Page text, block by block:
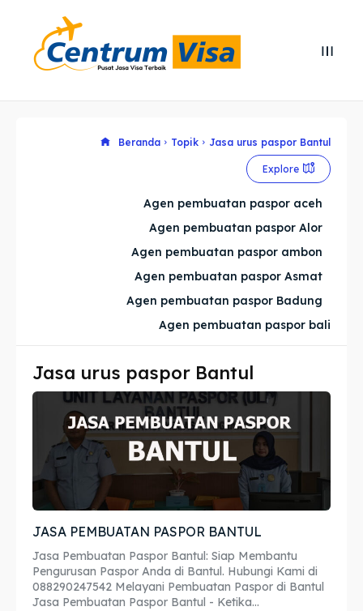
Cari
Cari
Explore our destinations
Imta
Legalisir
Apostille
Penerjemah
Asuransi
Blog
Explore our destinations
Imta
Legalisir
Apostille
Penerjemah
Asuransi
Blog
Beranda Topik Jasa urus paspor Bantul
Explore
Agen pembuatan paspor aceh
Agen pembuatan paspor Alor
Agen pembuatan paspor ambon
Agen pembuatan paspor Asmat
Agen pembuatan paspor Badung
Agen pembuatan paspor bali
Jasa urus paspor Bantul
JASA PEMBUATAN PASPOR BANTUL
Jasa Pembuatan Paspor Bantul: Siap Membantu
Pengurusan Paspor Anda di Bantul. Hubungi Kami di
088290247542 Melayani Pembuatan Paspor di Bantul
Jasa Pembuatan Paspor Bantul - Ketika...